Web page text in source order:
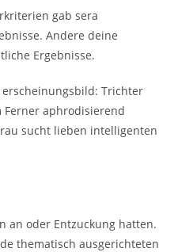
gab sera
Andere deine
Ergebnisse.
Trichter
aphrodisierend
sucht lieben intelligenten
an oder Entzuckung hatten.
thematisch ausgerichteten